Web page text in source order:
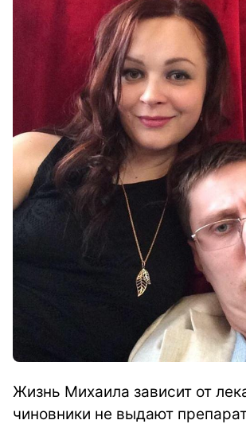
Жизнь Михаила зависит от
чиновники не выдают